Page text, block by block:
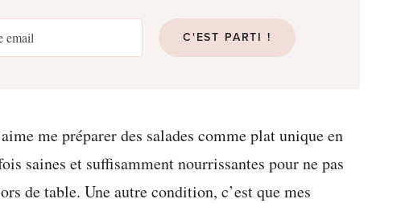
C'EST PARTI !
me préparer des salades comme plat unique en
saines et suffisamment nourrissantes pour ne pas
de table. Une autre condition, c’est que mes